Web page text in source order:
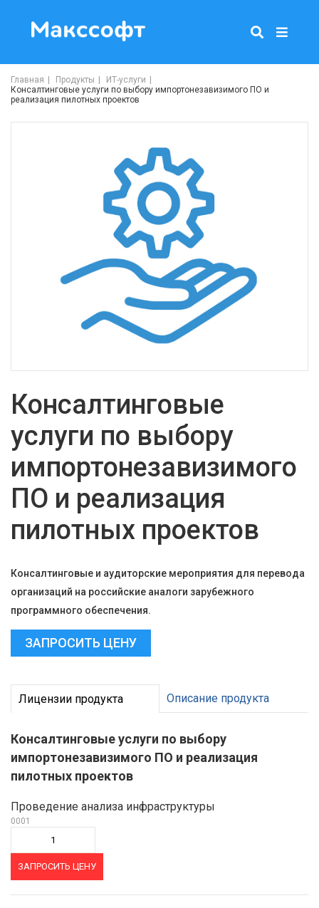
Главная Продукты
ИТ-услуги
Консалтинговые услуги по выбору импортонезавизимого ПО и
реализация пилотных проектов
Консалтинговые
услуги по выбору
импортонезавизимого
ПО и реализация
пилотных проектов
Консалтинговые и аудиторские мероприятия для перевода
организаций на российские аналоги зарубежного
программного обеспечения.
ЗАПРОСИТЬ ЦЕНУ
Лицензии продукта Описание продукта
Консалтинговые услуги по выбору
импортонезавизимого ПО и реализация
пилотных проектов
Проведение анализа инфраструктуры
0001
ЗАПРОСИТЬ ЦЕНУ